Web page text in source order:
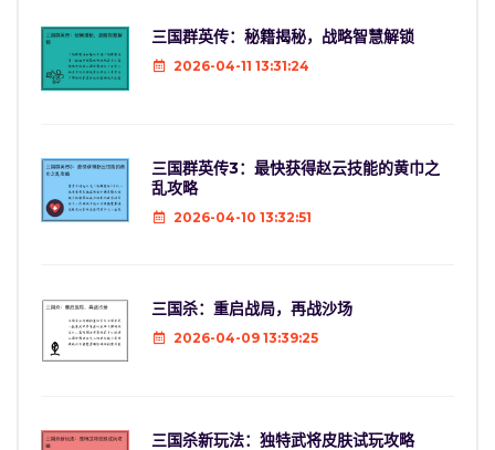
三国群英传：秘籍揭秘，战略智慧解锁
2026-04-11 13:31:24
三国群英传3：最快获得赵云技能的黄巾之
乱攻略
2026-04-10 13:32:51
三国杀：重启战局，再战沙场
2026-04-09 13:39:25
三国杀新玩法：独特武将皮肤试玩攻略